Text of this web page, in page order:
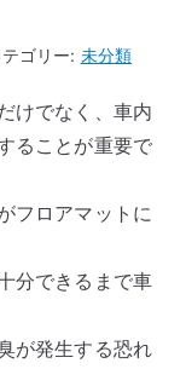
ゴリー: 未分類
けでなく、車内
ることが重要で
フロアマットに
分できるまで車
が発生する恐れ